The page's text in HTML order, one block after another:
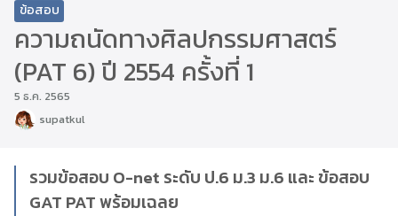
ข้อสอบ
ความถนัดทางศิลปกรรมศาสตร์
(PAT 6) ปี 2554 ครั้งที่ 1
5 ธ.ค. 2565
supatkul
รวมข้อสอบ O-net ระดับ ป.6 ม.3 ม.6 และ ข้อสอบ
GAT PAT พร้อมเฉลย